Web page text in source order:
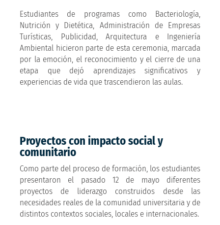
Estudiantes de programas como Bacteriología,
Nutrición y Dietética, Administración de Empresas
Turísticas, Publicidad, Arquitectura e Ingeniería
Ambiental hicieron parte de esta ceremonia, marcada
por la emoción, el reconocimiento y el cierre de una
etapa que dejó aprendizajes significativos y
experiencias de vida que trascendieron las aulas.
Proyectos con impacto social y
comunitario
Como parte del proceso de formación, los estudiantes
presentaron el pasado 12 de mayo diferentes
proyectos de liderazgo construidos desde las
necesidades reales de la comunidad universitaria y de
distintos contextos sociales, locales e internacionales.